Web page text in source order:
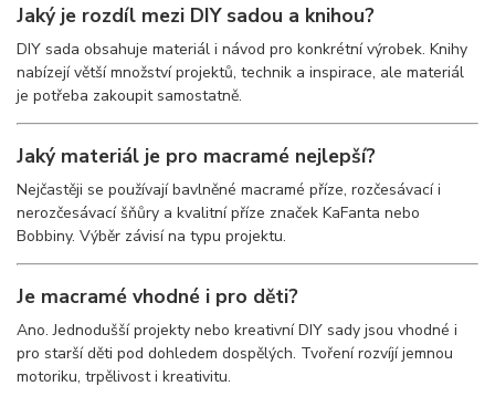
Jaký je rozdíl mezi DIY sadou a knihou?
DIY sada obsahuje materiál i návod pro konkrétní výrobek. Knihy
nabízejí větší množství projektů, technik a inspirace, ale materiál
je potřeba zakoupit samostatně.
Jaký materiál je pro macramé nejlepší?
Nejčastěji se používají bavlněné macramé příze, rozčesávací i
nerozčesávací šňůry a kvalitní příze značek KaFanta nebo
Bobbiny. Výběr závisí na typu projektu.
Je macramé vhodné i pro děti?
Ano. Jednodušší projekty nebo kreativní DIY sady jsou vhodné i
pro starší děti pod dohledem dospělých. Tvoření rozvíjí jemnou
motoriku, trpělivost i kreativitu.